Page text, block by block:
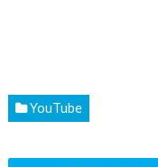
YouTube